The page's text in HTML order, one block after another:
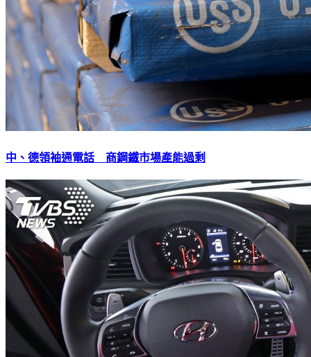
中、德領袖通電話 商鋼鐵市場產能過剩